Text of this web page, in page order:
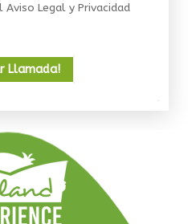
Aviso Legal y Privacidad
Llamada!